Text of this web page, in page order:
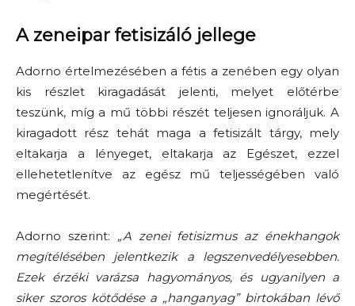
A zeneipar fetisizáló jellege
Adorno értelmezésében a fétis a zenében egy olyan
kis részlet kiragadását jelenti, melyet
előtérbe
teszünk, míg a mű többi részét teljesen ignoráljuk. A
kiragadott rész tehát maga a fetisizált tárgy, mely
eltakarja a lényeget, eltakarja az Egészet, ezzel
ellehetetlenítve az egész mű teljességében való
megértését.
Adorno szerint: „A zenei fetisizmus az énekhangok
megítélésében jelentkezik a legszenvedélyesebben.
Ezek érzéki varázsa hagyományos, és ugyanilyen a
siker szoros kötődése a „hanganyag” birtokában lévő